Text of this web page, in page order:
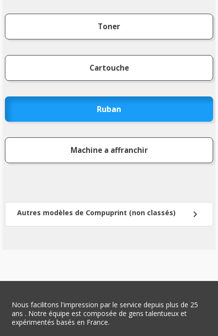
Toner
Cartouche
Ruban
Machine a affranchir
Autres modèles de Compuprint (non classés) chevron_right
Nous facilitons l'impression par le service depuis plus de 25
ans . Notre équipe est composée de gens talentueux et
expérimentés basés en France.